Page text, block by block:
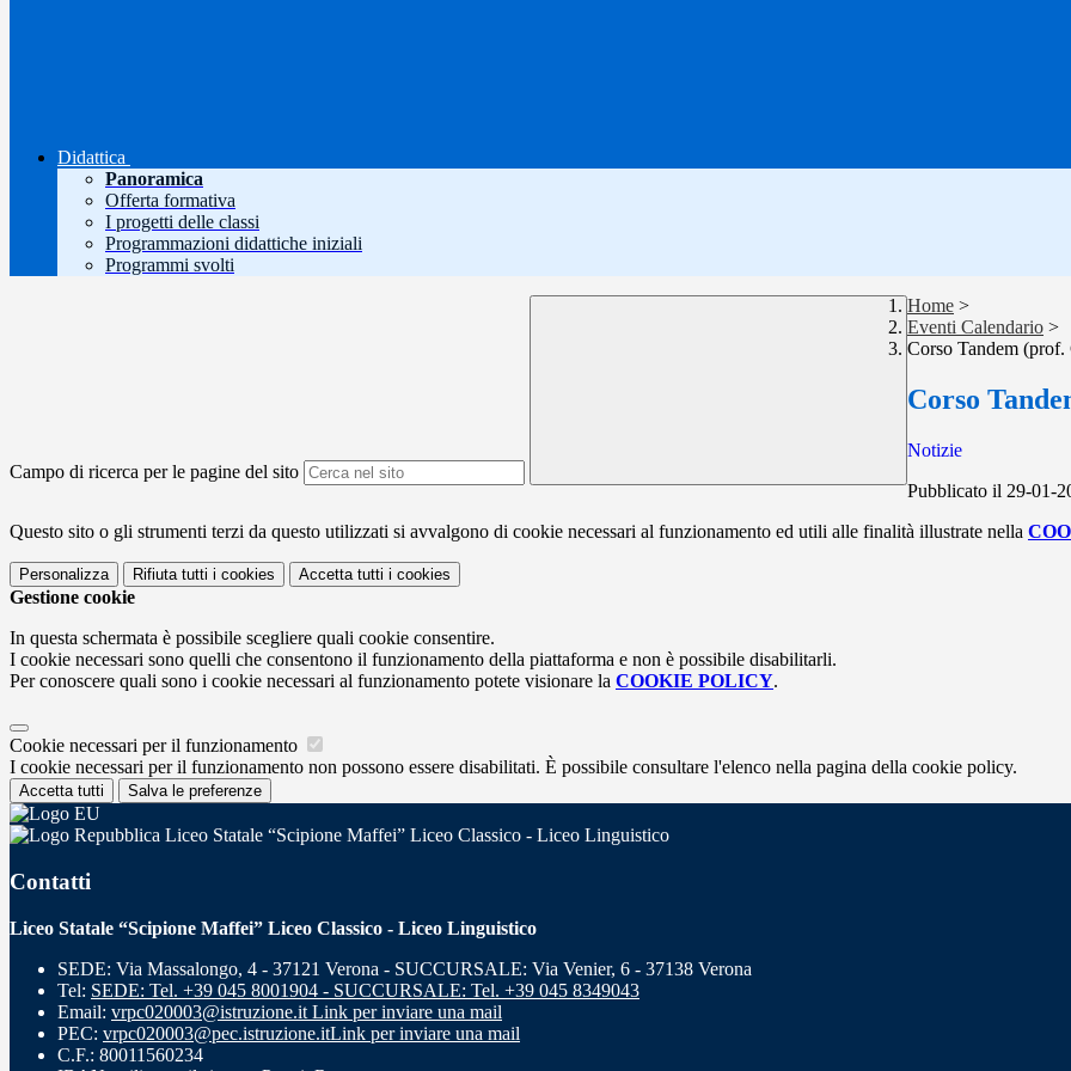
Didattica
Panoramica
Offerta formativa
I progetti delle classi
Programmazioni didattiche iniziali
Programmi svolti
Campo di ricerca per le pagine del sito
Home >
Eventi Calendario >
Corso Tandem
Corso
Notizie
Pubblicato il 29-01-
Questo sito o gli strumenti terzi da questo utilizzati si avvalgono di cookie necessari al funzionamento ed utili alle finalità illustrate nella
Personalizza Rifiuta tutti i cookies Accetta tutti i cookies
Gestione cookie
In questa schermata è possibile scegliere quali cookie consentire.
I cookie necessari sono quelli che consentono il funzionamento della piattaforma e non è possibile disabilitarli.
Per conoscere quali sono i cookie necessari al funzionamento potete visionare la COOKIE POLICY.
Cookie necessari per il funzionamento
I cookie necessari per il funzionamento non possono essere disabilitati. È possibile consultare l'elenco nella pagina della cookie policy.
Accetta tutti Salva le preferenze
Liceo Statale “Scipione Maffei” Liceo Classico - Liceo Linguistico
Contatti
Liceo Statale “Scipione Maffei” Liceo Classico - Liceo Linguistico
SEDE: Via Massalongo, 4 - 37121 Verona - SUCCURSALE: Via Venier, 6 - 37138 Verona
Tel: SEDE: Tel. +39 045 8001904 - SUCCURSALE: Tel. +39 045 8349043
Email: vrpc020003@istruzione.it Link per inviare una mail
PEC: vrpc020003@pec.istruzione.itLink per inviare una mail
C.F.: 80011560234